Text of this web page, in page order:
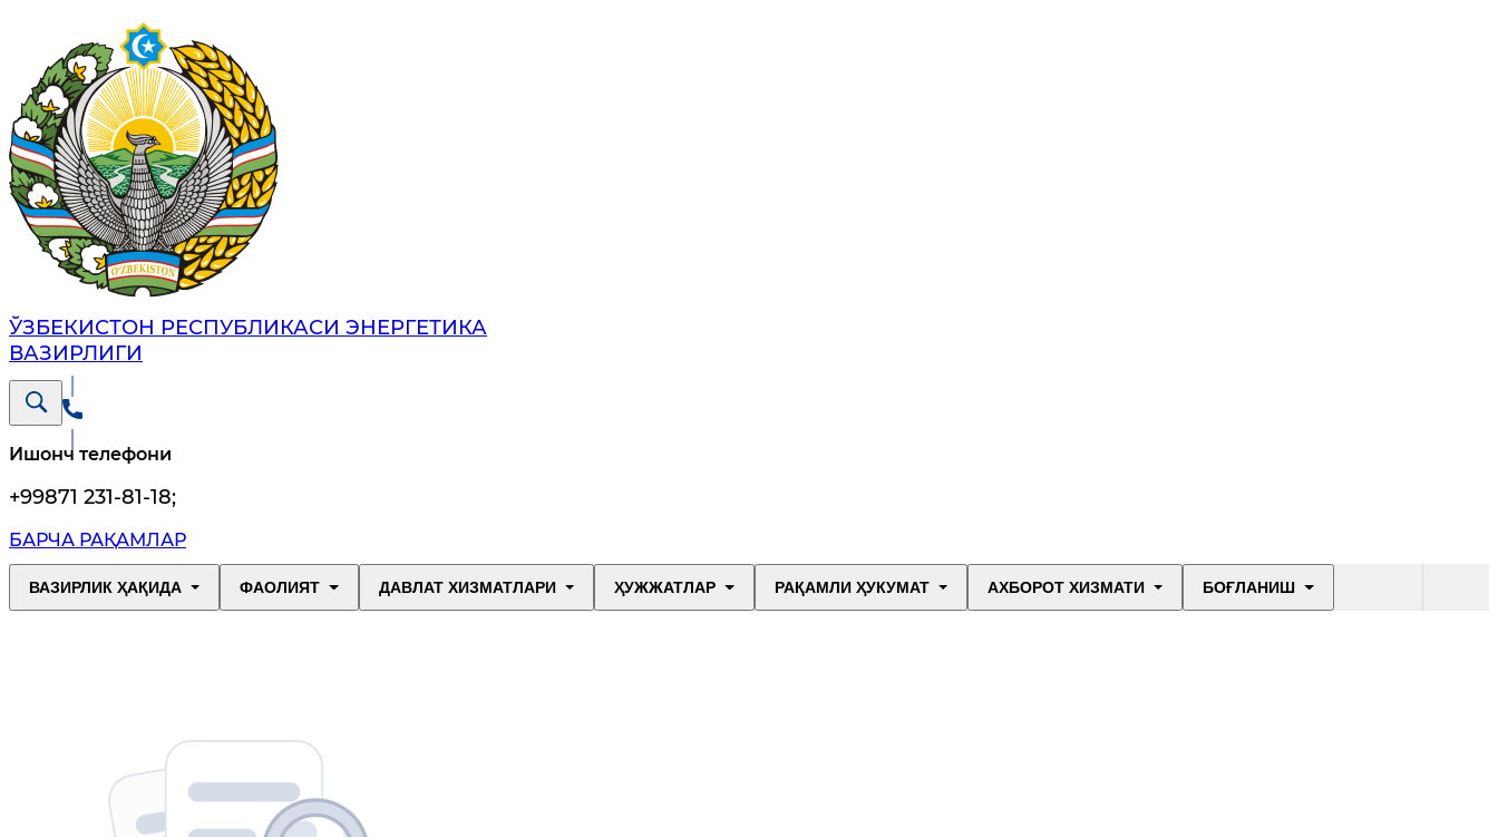
ЎЗБЕКИСТОН РЕСПУБЛИКАСИ ЭНЕРГЕТИКА
ВАЗИРЛИГИ
Ишонч телефони
+99871 231-81-18;
БАРЧА РАҚАМЛАР
ВАЗИРЛИК ҲАҚИДА ФАОЛИЯТ ДАВЛАТ ХИЗМАТЛАРИ ҲУЖЖАТЛАР РАҚАМЛИ ҲУКУМАТ АХБОРОТ ХИЗМАТИ БОҒЛАНИШ